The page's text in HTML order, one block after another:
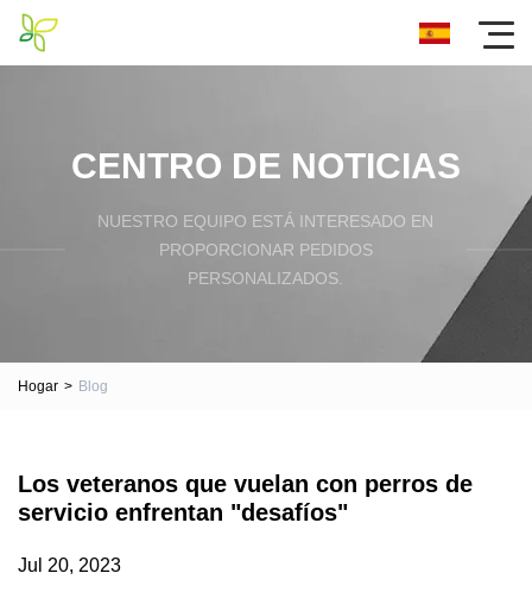
CENTRO DE NOTICIAS
NUESTRO EQUIPO ESTÁ INTERESADO EN
PROPORCIONAR PEDIDOS
PERSONALIZADOS.
Hogar > Blog
Los veteranos que vuelan con perros de
servicio enfrentan "desafíos"
Jul 20, 2023